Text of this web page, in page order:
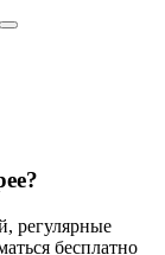
регулярные
бесплатно